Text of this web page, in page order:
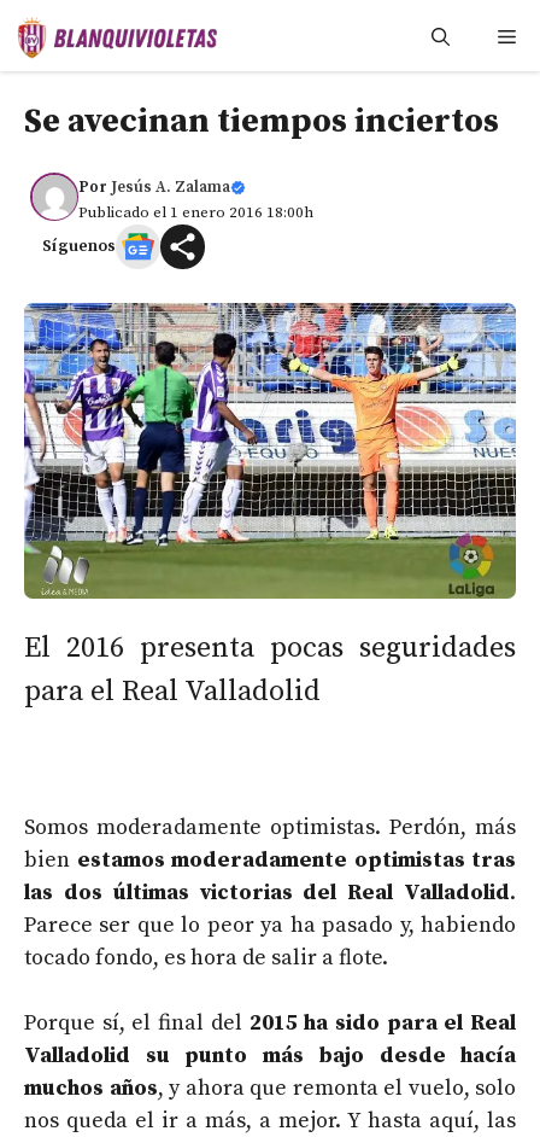
Saltar
Se avecinan tiempos inciertos
Por Jesús A. Zalama
Publicado el 1 enero 2016 18:00h
Síguenos
El 2016 presenta pocas seguridades
para el Real Valladolid
Somos moderadamente optimistas. Perdón, más
bien estamos moderadamente optimistas tras
las dos últimas victorias del Real Valladolid.
Parece ser que lo peor ya ha pasado y, habiendo
tocado fondo, es hora de salir a flote.
Porque sí, el final del 2015 ha sido para el Real
Valladolid su punto más bajo desde hacía
muchos años, y ahora que remonta el vuelo, solo
nos queda el ir a más, a mejor. Y hasta aquí, las